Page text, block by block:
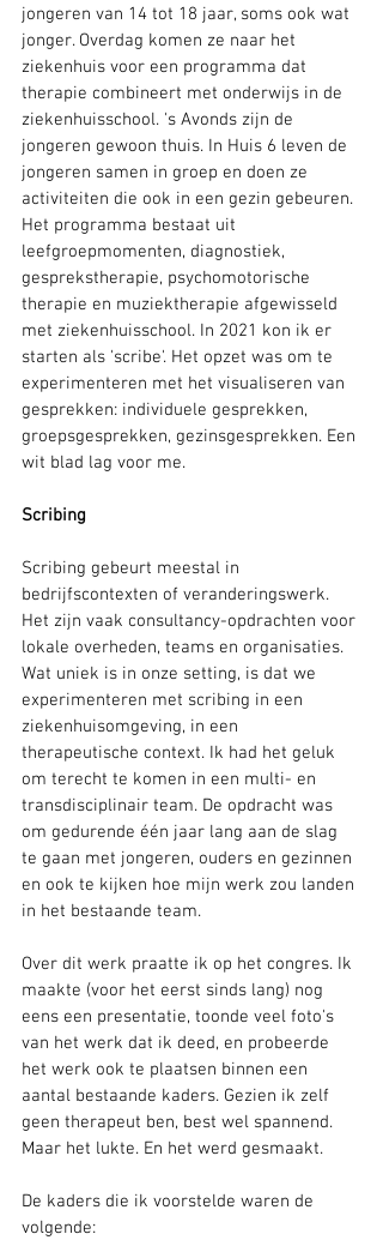
jongeren van 14 tot 18 jaar, soms ook wat
jonger. Overdag komen ze naar het
ziekenhuis voor een programma dat
therapie combineert met onderwijs in de
ziekenhuisschool. 's Avonds zijn de
jongeren gewoon thuis. In Huis 6 leven de
jongeren samen in groep en doen ze
activiteiten die ook in een gezin gebeuren.
Het programma bestaat uit
leefgroepmomenten, diagnostiek,
gesprekstherapie, psychomotorische
therapie en muziektherapie afgewisseld
met ziekenhuisschool. In 2021 kon ik er
starten als 'scribe'. Het opzet was om te
experimenteren met het visualiseren van
gesprekken: individuele gesprekken,
groepsgesprekken, gezinsgesprekken. Een
wit blad lag voor me.
Scribing
Scribing gebeurt meestal in
bedrijfscontexten of veranderingswerk.
Het zijn vaak consultancy-opdrachten voor
lokale overheden, teams en organisaties.
Wat uniek is in onze setting, is dat we
experimenteren met scribing in een
ziekenhuisomgeving, in een
therapeutische context. Ik had het geluk
om terecht te komen in een multi- en
transdisciplinair team. De opdracht was
om gedurende één jaar lang aan de slag
te gaan met jongeren, ouders en gezinnen
en ook te kijken hoe mijn werk zou landen
in het bestaande team.
Over dit werk praatte ik op het congres. Ik
maakte (voor het eerst sinds lang) nog
eens een presentatie, toonde veel foto's
van het werk dat ik deed, en probeerde
het werk ook te plaatsen binnen een
aantal bestaande kaders. Gezien ik zelf
geen therapeut ben, best wel spannend.
Maar het lukte. En het werd gesmaakt.
De kaders die ik voorstelde waren de
volgende: